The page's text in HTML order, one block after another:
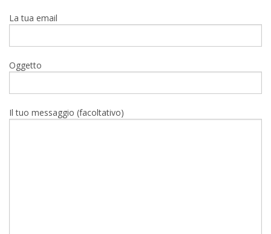
La tua email
Oggetto
Il tuo messaggio (facoltativo)